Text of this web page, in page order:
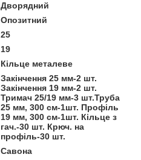
Дворядний
Опозитний
25
19
Кільце металеве
Закінчення 25 мм-2 шт.
Закінчення 19 мм-2 шт.
Тримач 25/19 мм-3 шт.Труба
25 мм, 300 см-1шт. Профіль
19 мм, 300 см-1шт. Кільце з
гач.-30 шт. Крюч. на
профіль-30 шт.
Савона